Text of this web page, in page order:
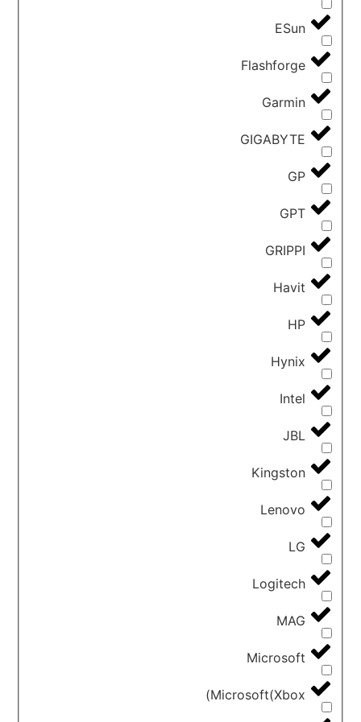
ESun
Flashforge
Garmin
GIGABYTE
GP
GPT
GRIPPI
Havit
HP
Hynix
Intel
JBL
Kingston
Lenovo
LG
Logitech
MAG
Microsoft
Microsoft(Xbox)